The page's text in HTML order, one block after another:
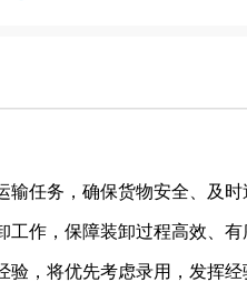
输任务，确保货物安全、及时
工作，保障装卸过程高效、有
验，将优先考虑录用，发挥经